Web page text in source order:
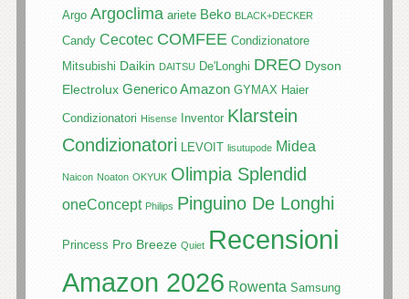
Argo Argoclima ariete Beko BLACK+DECKER
Candy Cecotec COMFEE Condizionatore
Mitsubishi Daikin DAITSU De'Longhi DREO Dyson
Electrolux Generico Amazon GYMAX Haier
Condizionatori Hisense Inventor Klarstein
Condizionatori LEVOIT lisutupode Midea
Naicon Noaton OKYUK Olimpia Splendid
oneConcept Philips Pinguino De Longhi
Princess Pro Breeze Quiet Recensioni
Amazon 2026 Rowenta Samsung